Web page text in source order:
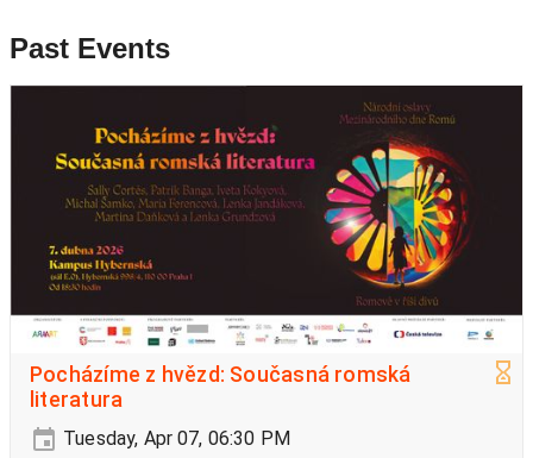
Past Events
Pocházíme z hvězd: Současná romská
literatura
Tuesday, Apr 07, 06:30 PM